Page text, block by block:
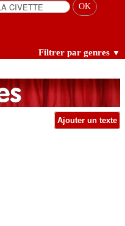
Filtrer par genres ▼
Ajouter un texte